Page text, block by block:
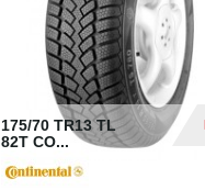
175/70 TR13 TL
82T CO...